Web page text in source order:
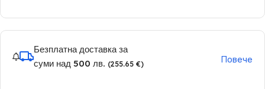
Безплатна доставка за
суми над 500 лв. (255.65 €) Повече